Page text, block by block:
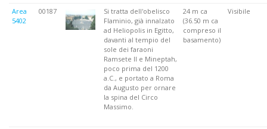
Area
5402
00187
Si tratta dell'obelisco
Flaminio, già innalzato
ad Heliopolis in Egitto,
davanti al tempio del
sole dei faraoni
Ramsete II e Mineptah,
poco prima del 1200
a.C., e portato a Roma
da Augusto per ornare
la spina del Circo
Massimo.
24 m ca
(36.50 m ca
compreso il
basamento)
Visibile